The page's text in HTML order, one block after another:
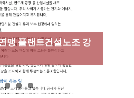
죽음, HL만도가 책임져
고의 철저한 진상규명
하라
맹 플랜트건설노조 강
폭염감시단 사업 이모
스연맹 전국학교비정
김유미 춘천지회장
동자 합창단 모임